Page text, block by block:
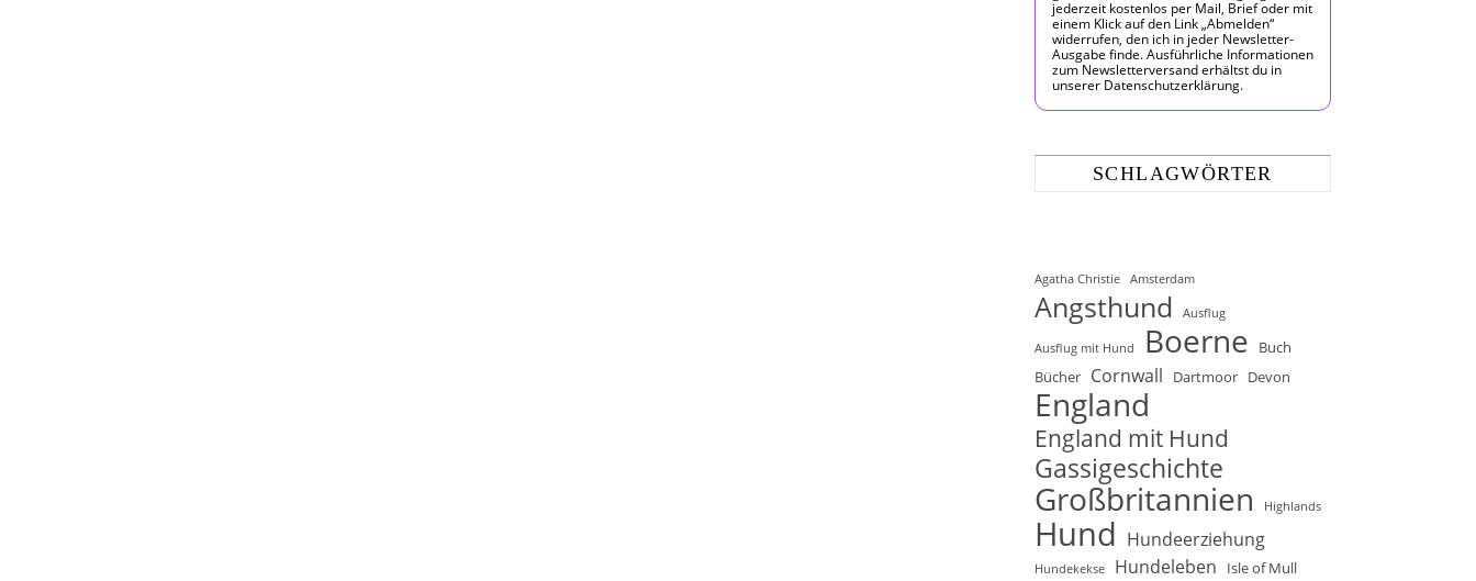
jederzeit kostenlos per Mail, Brief oder mit
einem Klick auf den Link „Abmelden“
widerrufen, den ich in jeder Newsletter-
Ausgabe finde. Ausführliche Informationen
zum Newsletterversand erhältst du in
unserer Datenschutzerklärung.
SCHLAGWÖRTER
Agatha Christie Amsterdam
Angsthund Ausflug
Ausflug mit Hund Boerne
Buch
Bücher Cornwall Dartmoor Devon
England
England mit Hund
Gassigeschichte
Großbritannien Highlands
Hund Hundeerziehung
Hundekekse Hundeleben Isle of Mull